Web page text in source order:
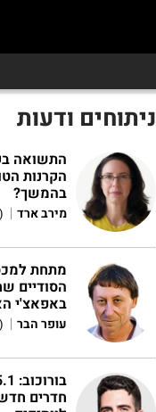
ניתוחים ודעות
התשואה
הקרנות
בהמשך?
מירב ארד |
(4)
מתחת
הסודיים
באפאצ'י
עופר הבר |
(6)